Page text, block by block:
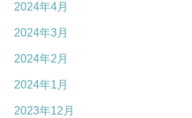
2024年4月
2024年3月
2024年2月
2024年1月
2023年12月